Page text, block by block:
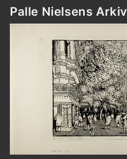
Skip to content
Palle Nielsens Arkiv